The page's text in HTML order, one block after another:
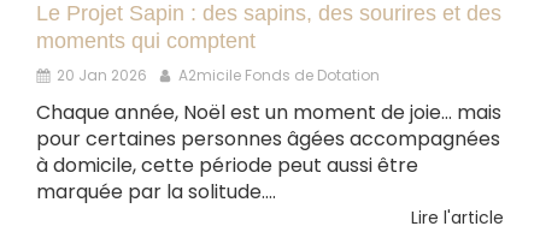
Le Projet Sapin : des sapins, des sourires et des
moments qui comptent
20 Jan 2026 A2micile Fonds de Dotation
Chaque année, Noël est un moment de joie… mais
pour certaines personnes âgées accompagnées
à domicile, cette période peut aussi être
marquée par la solitude....
Lire l'article